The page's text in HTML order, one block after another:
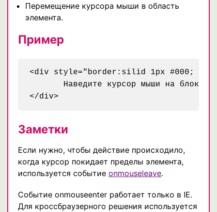
Перемещение курсора мыши в область
элемента.
Пример
<div style="border:silid 1px #000;
       Наведите курсор мыши на блок!
Заметки
Если нужно, чтобы действие происходило,
когда курсор покидает пределы элемента,
используется событие onmouseleave.
Событие onmouseenter работает только в IE.
Для кроссбраузерного решения используется